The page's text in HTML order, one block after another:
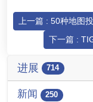
上一篇 : 50种地图
下一篇 :
进展 714
新闻 250